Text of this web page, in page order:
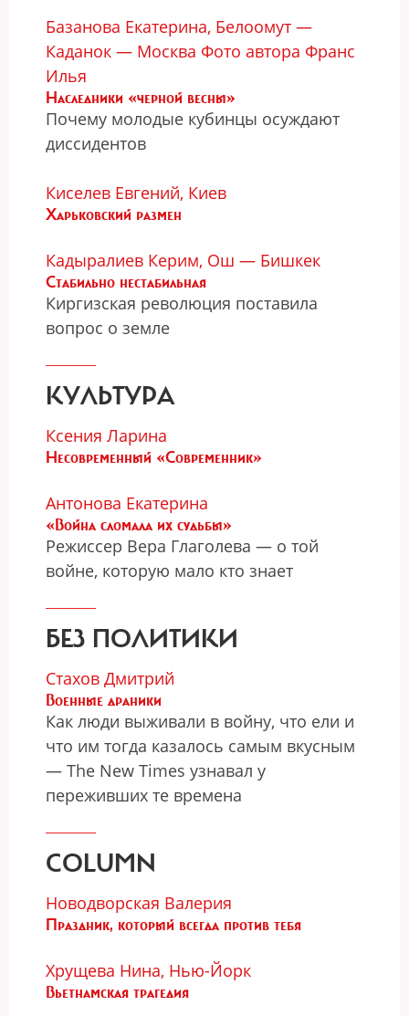
Базанова Екатерина, Белоомут —
Каданок — Москва Фото автора Франс
Илья
Наследники «черной весны»
Почему молодые кубинцы осуждают
диссидентов
Киселев Евгений, Киев
Харьковский размен
Кадыралиев Керим, Ош — Бишкек
Стабильно нестабильная
Киргизская революция поставила
вопрос о земле
КУЛЬТУРА
Ксения Ларина
Несовременный «Современник»
Антонова Екатерина
«Война сломала их судьбы»
Режиссер Вера Глаголева — о той
войне, которую мало кто знает
БЕЗ ПОЛИТИКИ
Стахов Дмитрий
Военные драники
Как люди выживали в войну, что ели и
что им тогда казалось самым вкусным
— The New Times узнавал у
переживших те времена
COLUMN
Новодворская Валерия
Праздник, который всегда против тебя
Хрущева Нина, Нью-Йорк
Вьетнамская трагедия